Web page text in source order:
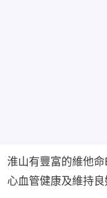
淮山有豐富的維他
心血管健康及維持良